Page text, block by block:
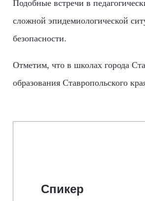
Подобные встречи в
сложной эпидемиологической
безопасности.
Отметим, что в школах города
образования Ставропольского
Спикер